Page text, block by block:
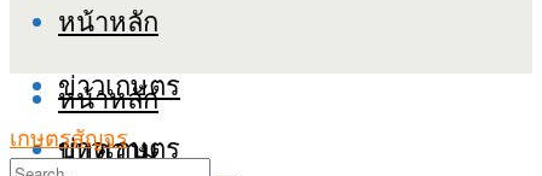
หน้าหลัก
ข่าวเกษตร
บทความ
หน้าหลัก
ข่าวเกษตร
เกษตรสัญจร